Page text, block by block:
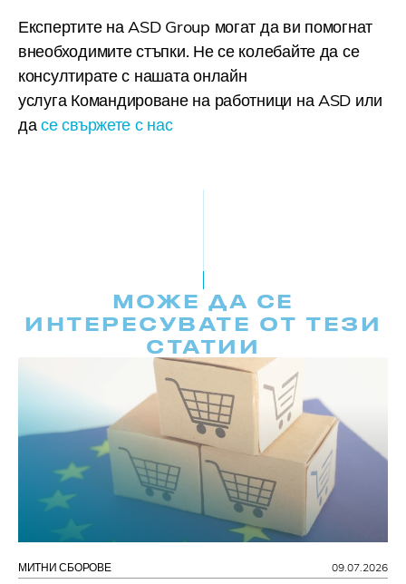
Експертите на ASD Group могат да ви помогнат
внеобходимите стъпки. Не се колебайте да се
консултирате с нашата онлайн
услуга Командироване на работници на ASD или
дасе свържете с нас
МОЖЕ ДА СЕ
ИНТЕРЕСУВАТЕ ОТ ТЕЗИ
СТАТИИ
МИТНИ СБОРОВЕ 09.07.2026